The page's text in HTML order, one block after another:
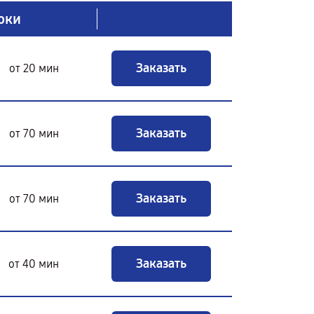
от 20 мин Заказать
от 70 мин Заказать
от 70 мин Заказать
от 40 мин Заказать